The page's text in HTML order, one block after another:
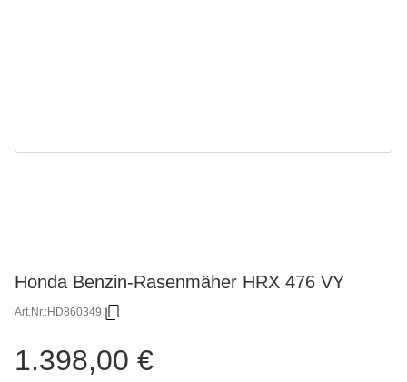
Honda Benzin-Rasenmäher HRX 476 VY
Art.Nr.:HD860349
1.398,00 €